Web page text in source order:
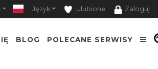
Język Ulubione Zaloguj
BLOG POLECANE SERWISY